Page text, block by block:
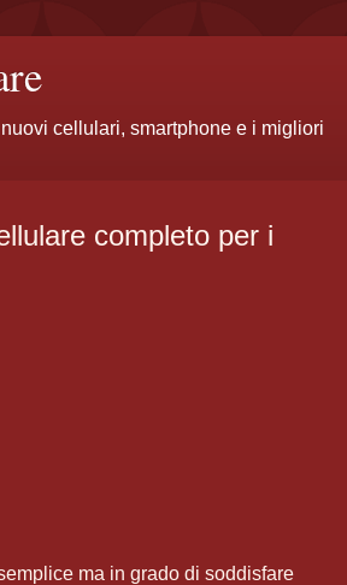
cellulari, smartphone e i migliori
completo per i
ma in grado di soddisfare